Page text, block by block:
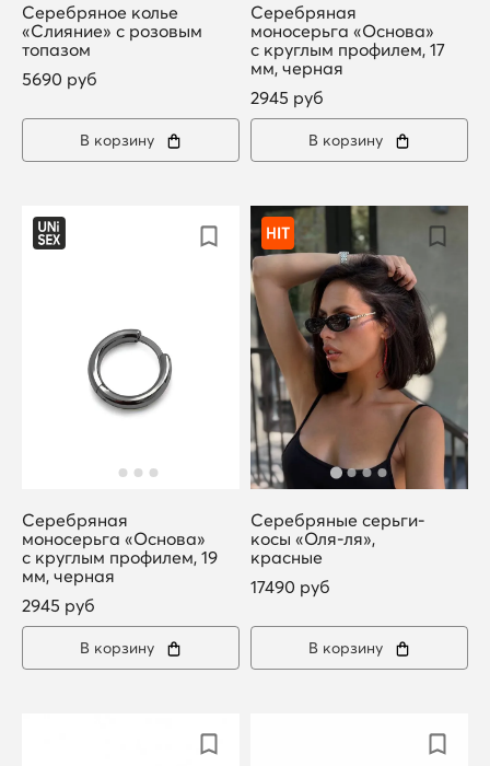
Серебряное колье
«Слияние» с розовым
топазом
5690 руб
В корзину
Серебряная
моносерьга «Основа»
с круглым профилем, 17
мм, черная
2945 руб
В корзину
Серебряная
моносерьга «Основа»
с круглым профилем, 19
мм, черная
2945 руб
В корзину
Серебряные серьги-
косы «Оля-ля»,
красные
17490 руб
В корзину